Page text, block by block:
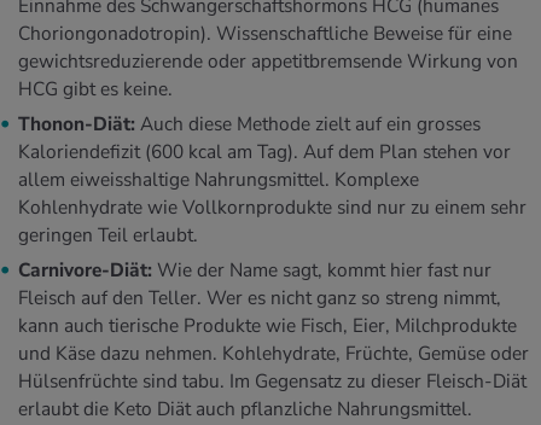
Einnahme des Schwangerschaftshormons HCG (humanes
Choriongonadotropin). Wissenschaftliche Beweise für eine
gewichtsreduzierende oder appetitbremsende Wirkung von
HCG gibt es keine.
Thonon-Diät: Auch diese Methode zielt auf ein grosses
Kaloriendefizit (600 kcal am Tag). Auf dem Plan stehen vor
allem eiweisshaltige Nahrungsmittel. Komplexe
Kohlenhydrate wie Vollkornprodukte sind nur zu einem sehr
geringen Teil erlaubt.
Carnivore-Diät: Wie der Name sagt, kommt hier fast nur
Fleisch auf den Teller. Wer es nicht ganz so streng nimmt,
kann auch tierische Produkte wie Fisch, Eier, Milchprodukte
und Käse dazu nehmen. Kohlehydrate, Früchte, Gemüse oder
Hülsenfrüchte sind tabu. Im Gegensatz zu dieser Fleisch-Diät
erlaubt die Keto Diät auch pflanzliche Nahrungsmittel.